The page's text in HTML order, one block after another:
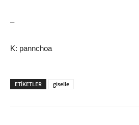
–
K: pannchoa
ETIKETLER giselle